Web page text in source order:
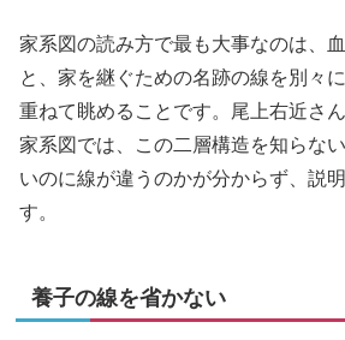
家系図の読み方で最も大事なのは、
と、家を継ぐための名跡の線を別々
重ねて眺めることです。尾上右近さ
家系図では、この二層構造を知らな
いのに線が違うのかが分からず、説
す。
養子の線を省かない